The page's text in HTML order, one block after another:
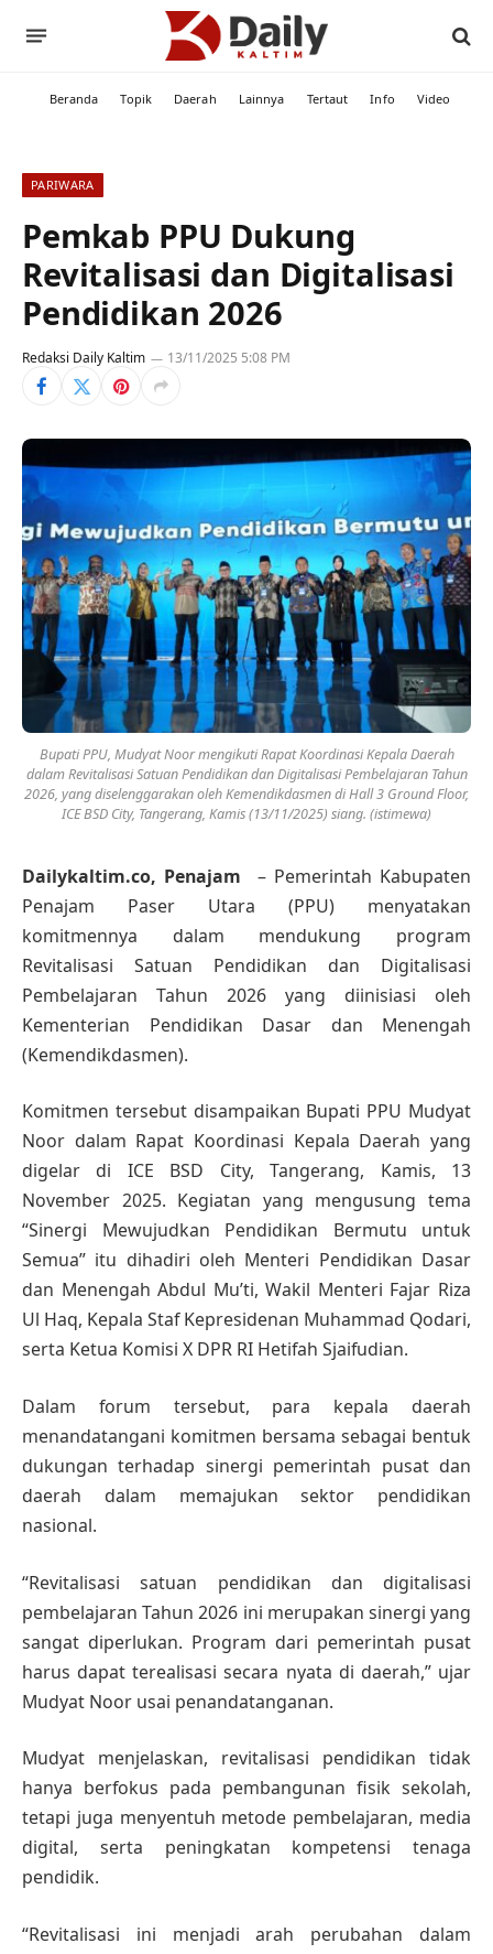
Beranda Topik Daerah Lainnya Tertaut Info Video
PARIWARA
Pemkab PPU Dukung
Revitalisasi dan Digitalisasi
Pendidikan 2026
Redaksi Daily Kaltim 13/11/2025 5:08 PM
Bupati PPU, Mudyat Noor mengikuti Rapat Koordinasi Kepala Daerah
dalam Revitalisasi Satuan Pendidikan dan Digitalisasi Pembelajaran Tahun
2026, yang diselenggarakan oleh Kemendikdasmen di Hall 3 Ground Floor,
ICE BSD City, Tangerang, Kamis (13/11/2025) siang. (istimewa)
Dailykaltim.co, Penajam
– Pemerintah Kabupaten
Penajam Paser Utara (PPU) menyatakan
komitmennya dalam mendukung program
Revitalisasi Satuan Pendidikan dan Digitalisasi
Pembelajaran Tahun 2026 yang diinisiasi oleh
Kementerian Pendidikan Dasar dan Menengah
(Kemendikdasmen).
Komitmen tersebut disampaikan Bupati PPU Mudyat
Noor dalam Rapat Koordinasi Kepala Daerah yang
digelar di ICE BSD City, Tangerang, Kamis, 13
November 2025. Kegiatan yang mengusung tema
“Sinergi Mewujudkan Pendidikan Bermutu untuk
Semua” itu dihadiri oleh Menteri Pendidikan Dasar
dan Menengah Abdul Mu’ti, Wakil Menteri Fajar Riza
Ul Haq, Kepala Staf Kepresidenan Muhammad Qodari,
serta Ketua Komisi X DPR RI Hetifah Sjaifudian.
Dalam forum tersebut, para kepala daerah
menandatangani komitmen bersama sebagai bentuk
dukungan terhadap sinergi pemerintah pusat dan
daerah dalam memajukan sektor pendidikan
nasional.
“Revitalisasi satuan pendidikan dan digitalisasi
pembelajaran Tahun 2026 ini merupakan sinergi yang
sangat diperlukan. Program dari pemerintah pusat
harus dapat terealisasi secara nyata di daerah,” ujar
Mudyat Noor usai penandatanganan.
Mudyat menjelaskan, revitalisasi pendidikan tidak
hanya berfokus pada pembangunan fisik sekolah,
tetapi juga menyentuh metode pembelajaran, media
digital, serta peningkatan kompetensi tenaga
pendidik.
“Revitalisasi ini menjadi arah perubahan dalam